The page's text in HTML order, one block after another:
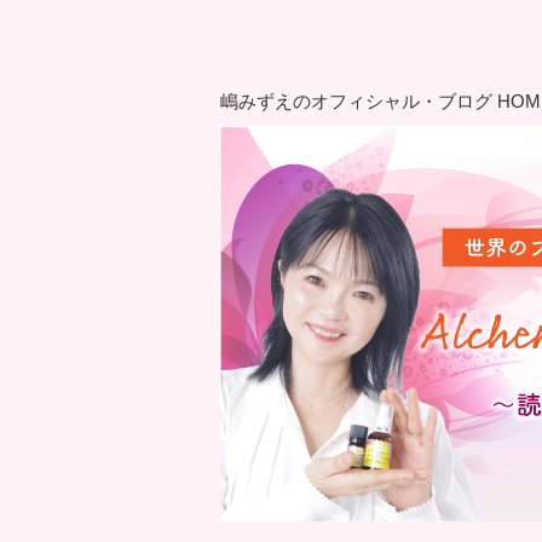
嶋みずえのオフィシャル・ブログ